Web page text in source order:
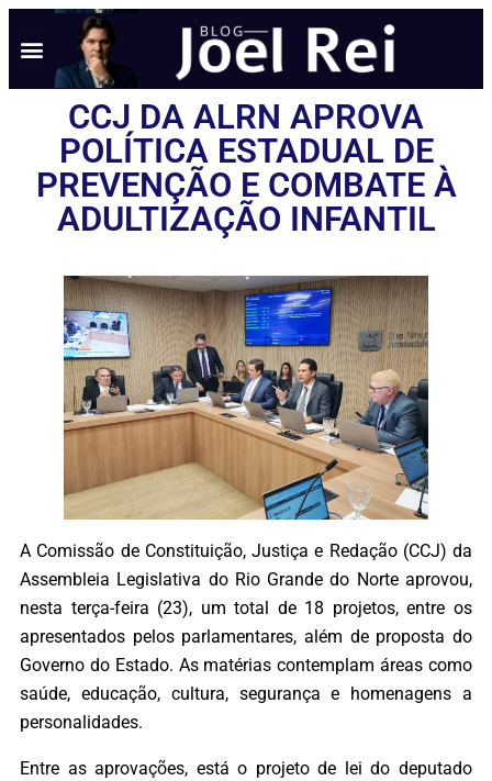
CCJ DA ALRN APROVA
POLÍTICA ESTADUAL DE
PREVENÇÃO E COMBATE À
ADULTIZAÇÃO INFANTIL
A Comissão de Constituição, Justiça e Redação (CCJ) da
Assembleia Legislativa do Rio Grande do Norte aprovou,
nesta terça-feira (23), um total de 18 projetos, entre os
apresentados pelos parlamentares, além de proposta do
Governo do Estado. As matérias contemplam áreas como
saúde, educação, cultura, segurança e homenagens a
personalidades.
Entre as aprovações, está o projeto de lei do deputado